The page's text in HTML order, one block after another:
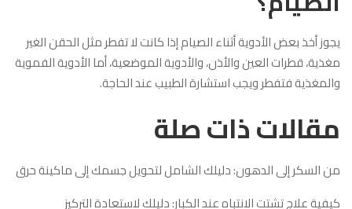
يجوز أخذ بعض الأدوية أثناء الصيام إذا كانت لا تفطر مثل الحقن الغير
مغذية، قطرات العين والأذن، والأدوية الموضعية، أما الأدوية الفموية
والمغذية فتفطر ويجب استشارة الطبيب عند الحاجة.
مقالات ذات صلة
من السكر إلى الدهون: دليلك الشامل لتحويل جسمك إلى ماكينة حرق
كيفية علاج تشتت الانتباه عند الكبار: دليلك لاستعادة التركيز